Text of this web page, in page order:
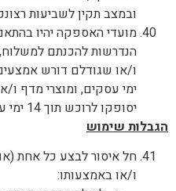
ובמצב תקין לשביעות
מועדי האספקה יהיו
הנדרשות להכנתם
ימי עסקים, ומוצרי מדף ו/
יסופקו לרוכש תוך 14 ימי עסקים.
הגבלות שימוש
חל איסור לבצע כל אחת
ו/או באמצעותו: